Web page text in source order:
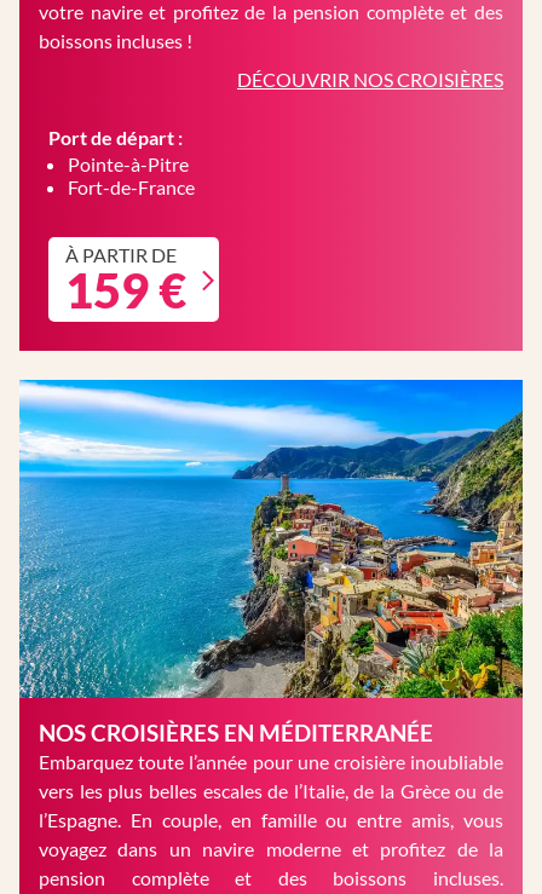
votre navire et profitez de la pension complète et des
boissons incluses !
DÉCOUVRIR NOS CROISIÈRES
Port de départ :
Pointe-à-Pitre
Fort-de-France
À PARTIR DE
159 €
NOS CROISIÈRES EN MÉDITERRANÉE
Embarquez toute l’année pour une croisière inoubliable
vers les plus belles escales de l’Italie, de la Grèce ou de
l’Espagne. En couple, en famille ou entre amis, vous
voyagez dans un navire moderne et profitez de la
pension complète et des boissons incluses.